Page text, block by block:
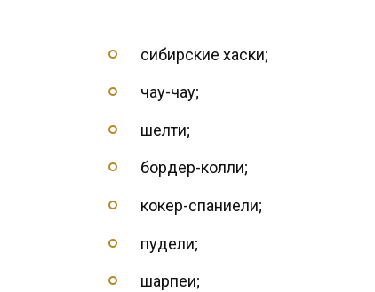
сибирские хаски;
чау-чау;
шелти;
бордер-колли;
кокер-спаниели;
пудели;
шарпеи;